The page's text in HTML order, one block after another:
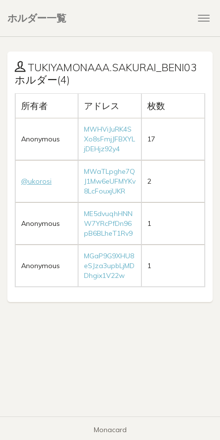
ホルダー一覧
TUKIYAMONAAA.SAKURAI_BENI03
ホルダー(4)
所有者 アドレス 枚数
Anonymous
MWHViJuRK4S
Xo8sFmjJFBXYL
jDEHjz92y4
17
@ukorosi
MWaTLpghe7Q
J1Mw6eUFMYKv
8LcFouxjUKR
2
Anonymous
ME5dvuqhHNN
W7YRcPfDn96
pB6BLheT1Rv9
1
Anonymous
MGaP9G9XHU8
eSJza3upbLjMD
Dhgix1V22w
1
Monacard